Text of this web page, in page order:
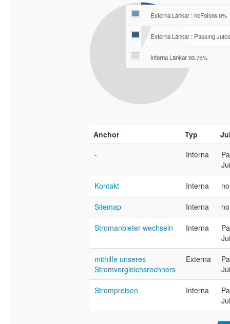
Externa Länkar : noFollow 0%
Externa Länkar : Passing
Interna Länkar 93.75%
Anchor Typ
-
Interna
Kontakt Interna
Sitemap Interna
Stromanbieter wechseln Interna
mithilfe unseres
Stromvergleichsrechners
Externa
Strompreisen Interna